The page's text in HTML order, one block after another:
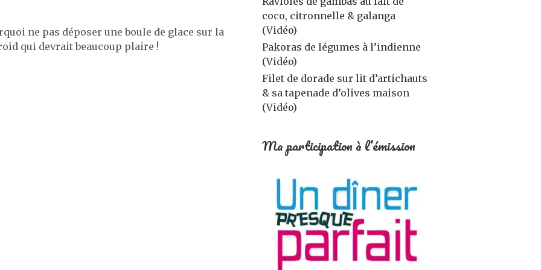
ne pas déposer une boule de glace sur la
qui devrait beaucoup plaire !
coco, citronnelle & galanga
(Vidéo)
Pakoras de légumes à l’indienne
(Vidéo)
Filet de dorade sur lit d’artichauts
& sa tapenade d’olives maison
(Vidéo)
Ma participation à l’émission